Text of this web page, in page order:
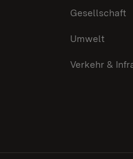
Gesellschaft
Umwelt
Verkehr &